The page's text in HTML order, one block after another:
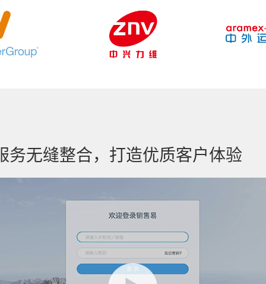
务无缝整合，打造优质客户体验